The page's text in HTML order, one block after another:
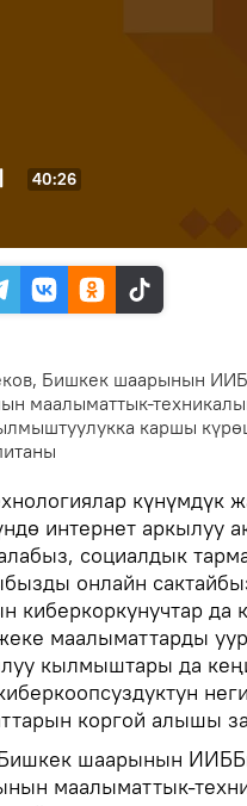
40:26
Бишкек шаарынын
маалыматтык-
каршы
күнүмдүк
интернет аркылуу
социалдык
онлайн
киберкоркунучтар да
маалыматтарды
кылмыштары да
коргой алышы
Бишкек шаарынын
маалыматтык-